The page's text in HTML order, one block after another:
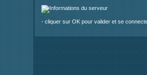
- cliquer sur OK pour valider et se